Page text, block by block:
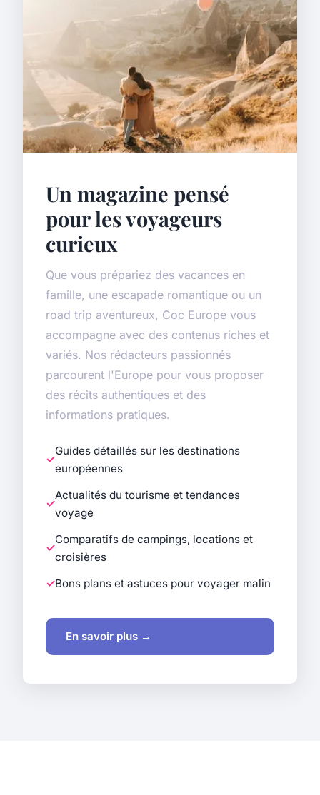
Un magazine pensé
pour les voyageurs
curieux
Que vous prépariez des vacances en
famille, une escapade romantique ou un
road trip aventureux, Coc Europe vous
accompagne avec des contenus riches et
variés. Nos rédacteurs passionnés
parcourent l'Europe pour vous proposer
des récits authentiques et des
informations pratiques.
Guides détaillés sur les destinations
européennes
Actualités du tourisme et tendances
voyage
Comparatifs de campings, locations et
croisières
Bons plans et astuces pour voyager malin
En savoir plus →